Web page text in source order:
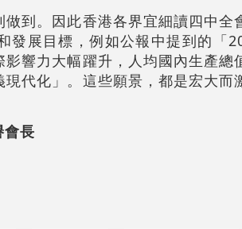
到。因此香港各界宜細讀四中全
發展目標，例如公報中提到的「
響力大幅躍升，人均國內生產總
代化」。這些願景，都是宏大而
會長